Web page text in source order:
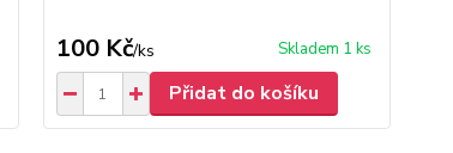
100 Kč/ks Skladem 1 ks
Přidat do košíku